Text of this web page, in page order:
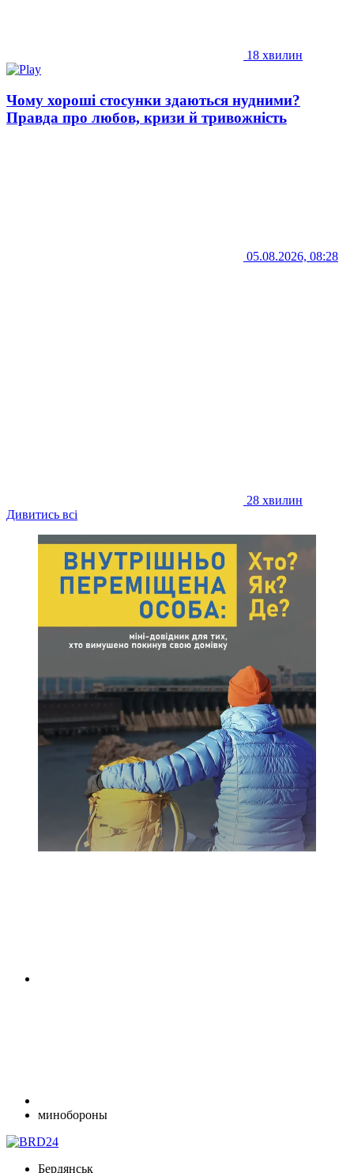
18 хвилин
Чому хороші стосунки здаються нудними?
Правда про любов, кризи й тривожність
05.08.2026, 08:28
28 хвилин
Дивитись всі
минобороны
Бердянськ